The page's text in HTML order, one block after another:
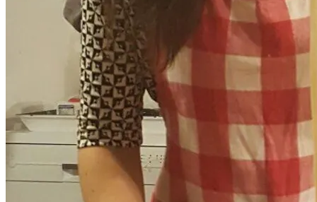
Språkskolor i Lucca
Andra städer i Italien